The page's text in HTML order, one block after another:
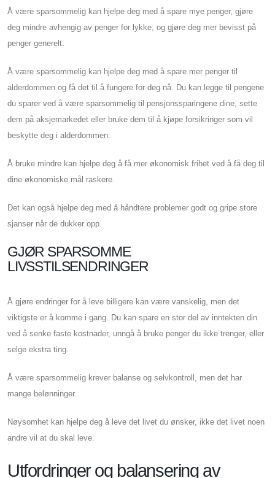
Å være sparsommelig kan hjelpe deg med å spare mye penger, gjøre
deg mindre avhengig av penger for lykke, og gjøre deg mer bevisst på
penger generelt.
Å være sparsommelig kan hjelpe deg med å spare mer penger til
alderdommen og få det til å fungere for deg nå. Du kan legge til pengene
du sparer ved å være sparsommelig til pensjonssparingene dine, sette
dem på aksjemarkedet eller bruke dem til å kjøpe forsikringer som vil
beskytte deg i alderdommen.
Å bruke mindre kan hjelpe deg å få mer økonomisk frihet ved å få deg til
dine økonomiske mål raskere.
Det kan også hjelpe deg med å håndtere problemer godt og gripe store
sjanser når de dukker opp.
GJØR SPARSOMME
LIVSSTILSENDRINGER
Å gjøre endringer for å leve billigere kan være vanskelig, men det
viktigste er å komme i gang. Du kan spare en stor del av inntekten din
ved å senke faste kostnader, unngå å bruke penger du ikke trenger, eller
selge ekstra ting.
Å være sparsommelig krever balanse og selvkontroll, men det har
mange belønninger.
Nøysomhet kan hjelpe deg å leve det livet du ønsker, ikke det livet noen
andre vil at du skal leve.
Utfordringer og balansering av